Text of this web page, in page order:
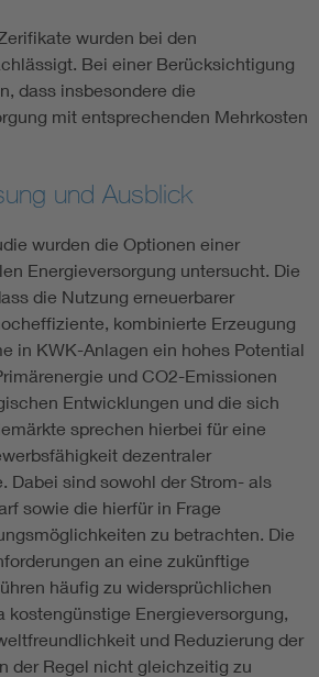
wurden bei den
Bei einer Berücksichtigung
dass insbesondere die
mit entsprechenden Mehrkosten
und Ausblick
wurden die Optionen einer
Energieversorgung untersucht. Die
die Nutzung erneuerbarer
kombinierte Erzeugung
in KWK-Anlagen ein hohes Potential
und CO2-Emissionen
Entwicklungen und die sich
sprechen hierbei für eine
dezentraler
Dabei sind sowohl der Strom- als
sowie die hierfür in Frage
zu betrachten. Die
an eine zukünftige
häufig zu widersprüchlichen
kostengünstige Energieversorgung,
und Reduzierung der
der Regel nicht gleichzeitig zu